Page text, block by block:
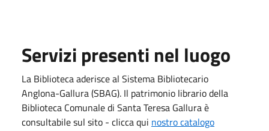
Servizi presenti nel luogo
La Biblioteca aderisce al Sistema Bibliotecario
Anglona-Gallura (SBAG). Il patrimonio librario della
Biblioteca Comunale di Santa Teresa Gallura è
consultabile sul sito - clicca qui nostro catalogo